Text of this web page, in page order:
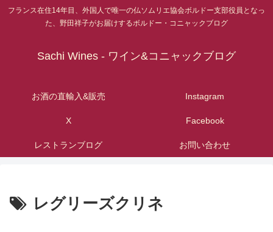
フランス在住14年目、外国人で唯一の仏ソムリエ協会ボルドー支部役員となっ
た、野田祥子がお届けするボルドー・コニャックブログ
Sachi Wines - ワイン&コニャックブログ
お酒の直輸入&販売 Instagram
X Facebook
レストランブログ お問い合わせ
レグリーズクリネ